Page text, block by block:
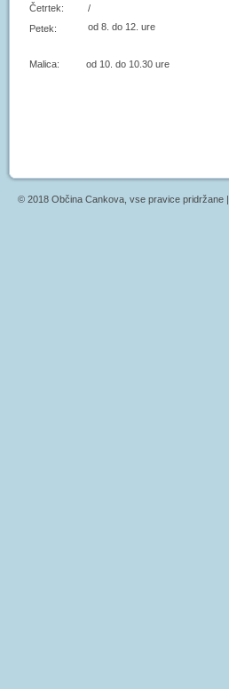
Četrtek:
/
Petek:
od 8. do 12. ure
Malica: od 10. do 10.30 ure
© 2018 Občina Cankova, vse pravice pridržane |